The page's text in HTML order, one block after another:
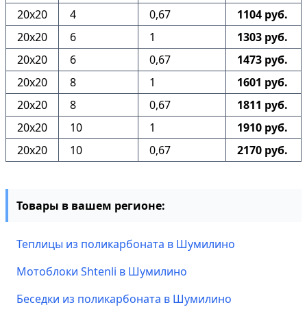
20х20
4 0,67
1104 руб.
20х20
6 1
1303 руб.
20х20
6 0,67
1473 руб.
20х20
8 1
1601 руб.
20х20
8 0,67
1811 руб.
20х20
10 1
1910 руб.
20х20
10 0,67 2170 руб.
Товары в вашем регионе:
Теплицы из поликарбоната в Шумилино
Мотоблоки Shtenli в Шумилино
Беседки из поликарбоната в Шумилино